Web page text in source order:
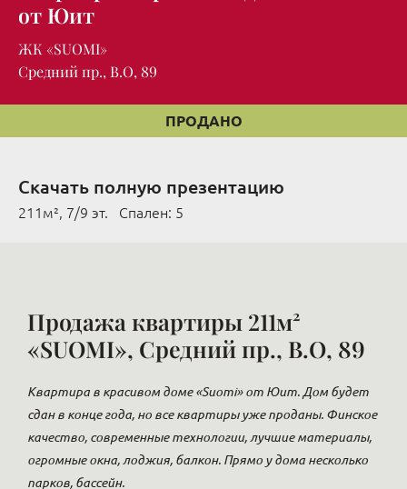
от Юит
ЖК «SUOMI»
Средний пр., В.O, 89
ПРОДАНО
Скачать полную презентацию
211м², 7/9 эт. Cпален: 5
Продажа квартиры 211м²
«SUOMI», Средний пр., В.O, 89
Квартира в красивом доме «Suomi» от Юит. Дом будет
сдан в конце года, но все квартиры уже проданы. Финское
качество, современные технологии, лучшие материалы,
огромные окна, лоджия, балкон. Прямо у дома несколько
парков, бассейн.